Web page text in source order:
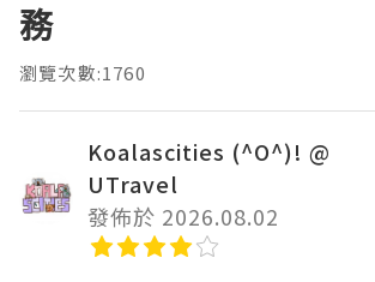
務
瀏覽次數:1760
Koalascities (^O^)! @
UTravel
發佈於 2026.08.02